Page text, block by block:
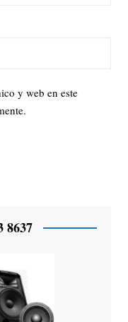
y web en este
8637